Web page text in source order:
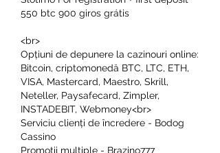
550 btc 900 giros grátis
<br>
Opțiuni de depunere la cazinouri online:
Bitcoin, criptomonedă BTC, LTC, ETH,
VISA, Mastercard, Maestro, Skrill,
Neteller, Paysafecard, Zimpler,
INSTADEBIT, Webmoney<br>
Serviciu clienți de încredere - Bodog
Cassino
Promoții multiple - Brazino777